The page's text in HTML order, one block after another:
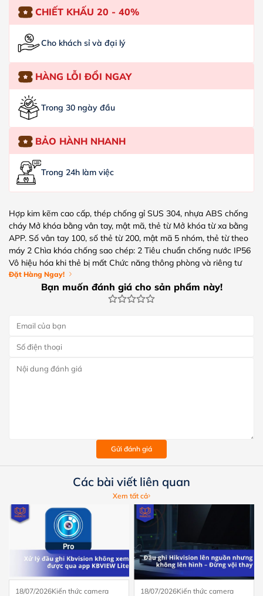
CHIẾT KHẤU 20 - 40%
Cho khách sỉ và đại lý
HÀNG LỖI ĐỔI NGAY
Trong 30 ngày đầu
BẢO HÀNH NHANH
Trong 24h làm việc
Hợp kim kẽm cao cấp, thép chống gỉ SUS 304, nhựa ABS chống
cháy Mở khóa bằng vân tay, mật mã, thẻ từ Mở khóa từ xa bằng
APP. Số vân tay 100, số thẻ từ 200, mật mã 5 nhóm, thẻ từ theo
máy 2 Chìa khóa chống sao chép: 2 Tiêu chuẩn chống nước IP56
Vô hiệu hóa khi thẻ bị mất Chức năng thông phòng và riêng tư
Đặt Hàng Ngay!
Bạn muốn đánh giá cho sản phẩm này!
Gửi đánh giá
Các bài viết liên quan
Xem tất cả
18/07/2026Kiến thức camera
18/07/2026Kiến thức camera